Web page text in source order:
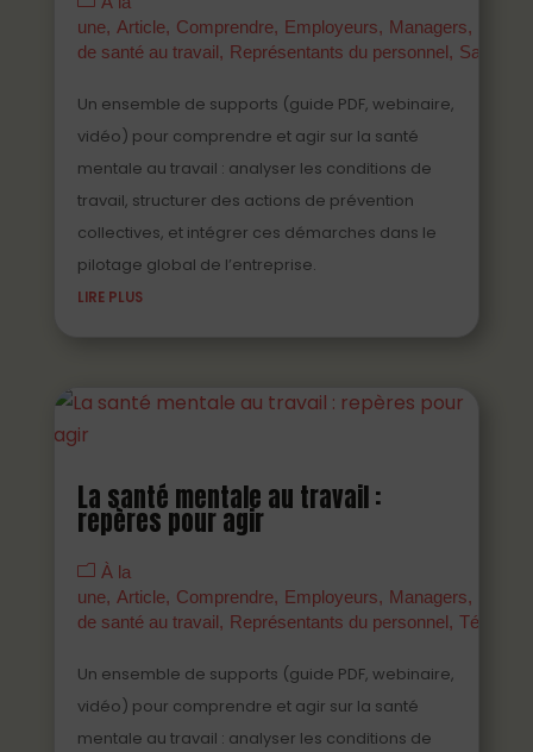
une
Article Comprendre Employeurs Managers
de santé au travail
Représentants du personnel Salariés
Un ensemble de supports (guide PDF, webinaire,
vidéo) pour comprendre et agir sur la santé
mentale au travail : analyser les conditions de
travail, structurer des actions de prévention
collectives, et intégrer ces démarches dans le
pilotage global de l’entreprise.
LIRE PLUS
La santé mentale au travail :
repères pour agir
À la
une
Article Comprendre Employeurs Managers
de santé au travail
Représentants du personnel
Un ensemble de supports (guide PDF, webinaire,
vidéo) pour comprendre et agir sur la santé
mentale au travail : analyser les conditions de